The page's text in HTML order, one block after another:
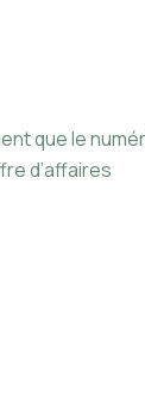
que le
d’affaires